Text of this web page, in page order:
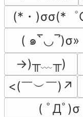
(*・)σσ(*゜
( ๑‾̀◡‾́)σ»
→)╥﹏╥)
<(￣︶￣)↗
( ﾟДﾟ)σ